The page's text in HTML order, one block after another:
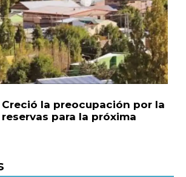
Creció la preocupación por la
para la próxima